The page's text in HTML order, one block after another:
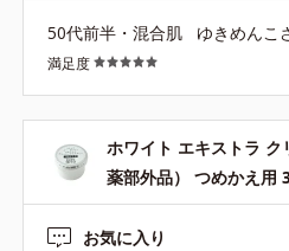
かな？って思ってたけど 手に
すい
50代前半・混合肌 ゆきめんこ
満足度
ホワイト エキストラ
薬部外品） つめかえ用
お気に入り